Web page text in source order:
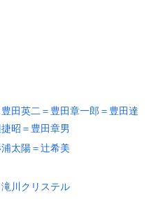
田英二＝豊田章一郎＝豊田達
昭＝豊田章男
太陽＝辻希美
滝川クリステル